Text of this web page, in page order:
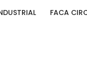
FACA